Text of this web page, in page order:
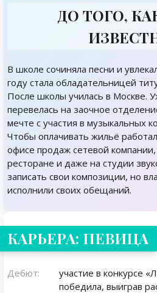
ДО ТОГО,
В школе сочиняла песни и
году стала обладательницей
После школы училась в Москве.
перевелась на заочное
мечте с участия в музыкальных
Чтобы оплачивать жильё
офисе продаж сетевой
ресторане и даже на студии
записать свои композиции, но
исполнили своих обещаний.
КАРЬЕРА: ПЕВИЦА
Дебют:
участие в конкурсе
победила, выиграв